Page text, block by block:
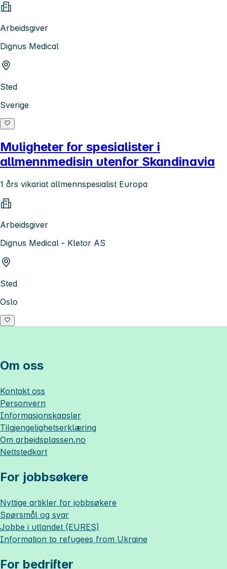
Arbeidsgiver
Dignus Medical
Sted
Sverige
Muligheter for spesialister i
allmennmedisin utenfor Skandinavia
1 års vikariat allmennspesialist Europa
Arbeidsgiver
Dignus Medical - Kletor AS
Sted
Oslo
Om oss
Kontakt oss
Personvern
Informasjonskapsler
Tilgjengelighetserklæring
Om arbeidsplassen.no
Nettstedkart
For jobbsøkere
Nyttige artikler for jobbsøkere
Spørsmål og svar
Jobbe i utlandet (EURES)
Information to refugees from Ukraine
For bedrifter